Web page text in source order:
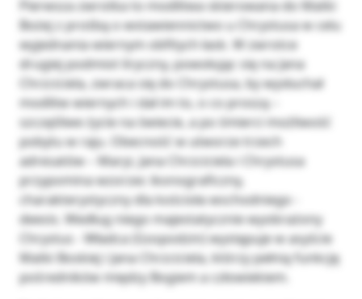
Pierwsza zwrotka to modlitwa skierowana do Matki
Bożej z prośbą o wstawiennictwo u Chrystusa w celu
wyjednania wiernym obfitych łask. W zwrotce
drugiej podmiot liryczny, powołując się na Jana
Chrzciciela, zwraca się do Chrystusa, by wysłuchał
modlitw wiernych i dał im to, o co proszą –
szczęśliwe życie na świecie, a po śmierci możliwość
pobytu w raju. Obecność w utworze trzech
adresatów – Maryi, Jana Chrzciciela i Chrystusa
przypomina wzorzec ikonograficzny,
charakterystyczny dla kościoła wschodniego -
deesis. Według niego majestatycznie wyobrażony
Chrystus - Władca (Gospodzin) występuje w asyście
Matki Boskiej i Jana Chrzciciela, którzy pełnią funkcję
pośredników między Bogiem a człowiekiem.